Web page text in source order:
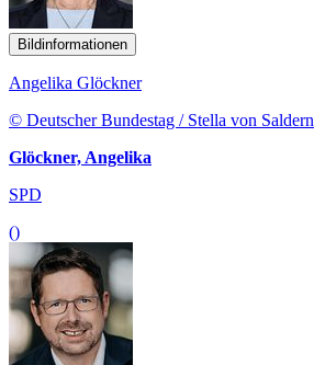
Bildinformationen
Angelika Glöckner
© Deutscher Bundestag / Stella von Saldern
Glöckner, Angelika
SPD
()